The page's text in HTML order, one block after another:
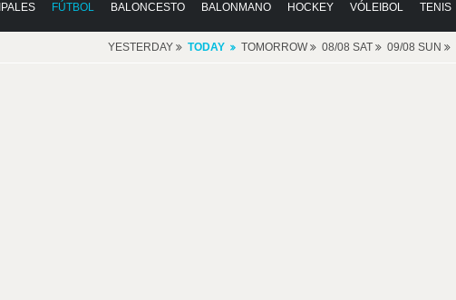
FÚTBOL BALONCESTO BALONMANO HOCKEY VÓLEIBOL TENIS
YESTERDAY TODAY TOMORROW 08/08 SAT 09/08 SUN